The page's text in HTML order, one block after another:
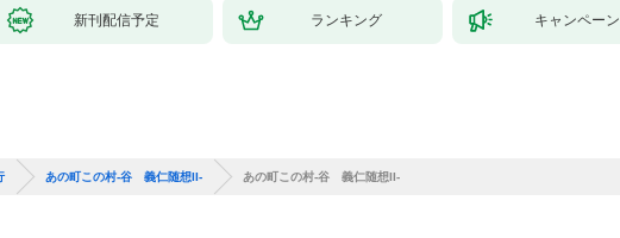
新刊配信予定 ランキング キャンペーン
あの町この村-谷 義仁随想II- あの町この村-谷 義仁随想II-